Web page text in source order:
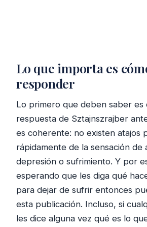
Lo que importa es
responder
Lo primero que deben saber es
respuesta de Sztajnszrajber
es coherente: no existen atajos
rápidamente de la sensación de
depresión o sufrimiento. Y por
esperando que les diga qué
para dejar de sufrir entonces
esta publicación. Incluso, si
les dice alguna vez qué es lo